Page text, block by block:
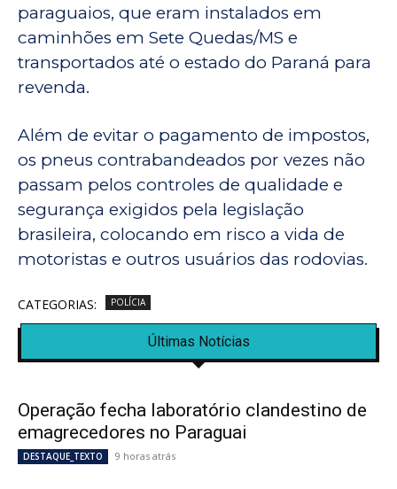
paraguaios, que eram instalados em
caminhões em Sete Quedas/MS e
transportados até o estado do Paraná para
revenda.
Além de evitar o pagamento de impostos,
os pneus contrabandeados por vezes não
passam pelos controles de qualidade e
segurança exigidos pela legislação
brasileira, colocando em risco a vida de
motoristas e outros usuários das rodovias.
CATEGORIAS: POLÍCIA
Últimas Notícias
Operação fecha laboratório clandestino de
emagrecedores no Paraguai
DESTAQUE_TEXTO 9 horas atrás